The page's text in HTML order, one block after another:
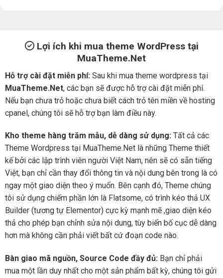
Lợi ích khi mua theme WordPress tại
MuaTheme.Net
Hỗ trợ cài đặt miễn phí: Sau khi mua theme wordpress tại
MuaTheme.Net, các bạn sẽ được hỗ trợ cài đặt miễn phí.
Nếu bạn chưa trỏ hoặc chưa biết cách trỏ tên miền về hosting
cpanel, chúng tôi sẽ hỗ trợ bạn làm điều này.
Kho theme hàng trăm mẫu, dễ dàng sử dụng: Tất cả các
Theme Wordpress tại MuaTheme.Net là những Theme thiết
kế bởi các lập trình viên người Việt Nam, nên sẽ có sẵn tiếng
Việt, bạn chỉ cần thay đổi thông tin và nội dung bên trong là có
ngay một giao diện theo ý muốn. Bên cạnh đó, Theme chúng
tôi sử dụng chiếm phần lớn là Flatsome, có trình kéo thả UX
Builder (tương tự Elementor) cực kỳ mạnh mẽ ,giao diện kéo
thả cho phép bạn chỉnh sửa nội dung, tùy biến bố cục dễ dàng
hơn mà không cần phải viết bất cứ đoạn code nào.
Bàn giao mã nguồn, Source Code đầy đủ: Bạn chỉ phải
mua một lần duy nhất cho một sản phẩm bất kỳ, chúng tôi gửi